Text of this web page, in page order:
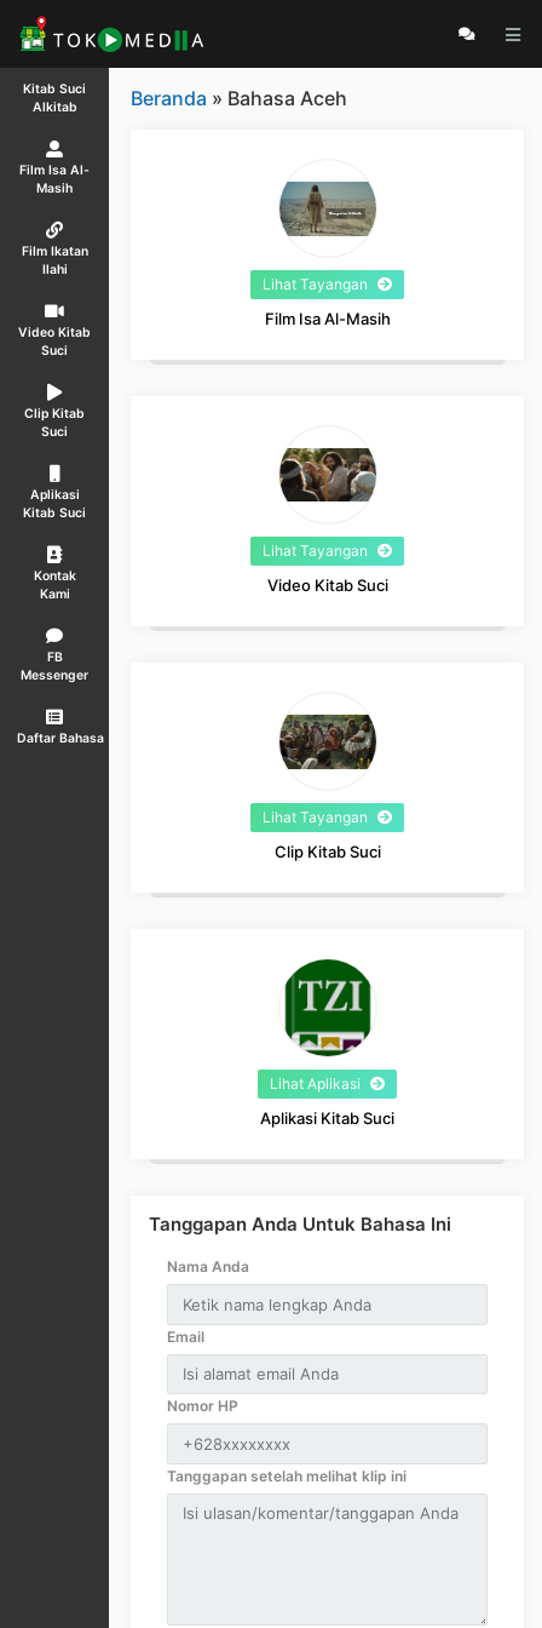
Kitab Suci
Alkitab
Film Isa Al-
Masih
Film Ikatan
Ilahi
Video Kitab
Suci
Clip Kitab
Suci
Aplikasi
Kitab Suci
Kontak
Kami
FB
Messenger
Daftar Bahasa
Beranda » Bahasa Aceh
Lihat Tayangan
Film Isa Al-Masih
Lihat Tayangan
Video Kitab Suci
Lihat Tayangan
Clip Kitab Suci
Lihat Aplikasi
Aplikasi Kitab Suci
Tanggapan Anda Untuk Bahasa Ini
Nama Anda
Email
Nomor HP
Tanggapan setelah melihat klip ini